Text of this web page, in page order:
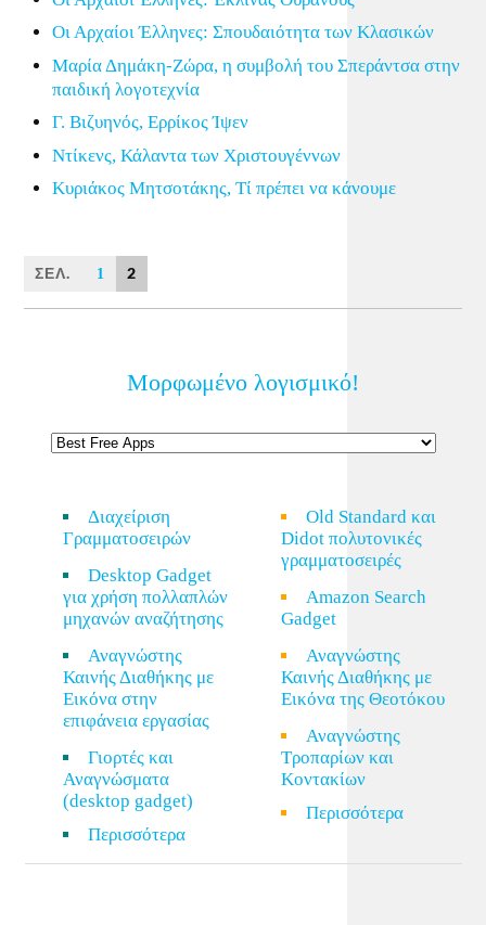
Οι Αρχαίοι Έλληνες: Σπουδαιότητα των Κλασικών
Μαρία Δημάκη-Ζώρα, η συμβολή του Σπεράντσα στην
παιδική λογοτεχνία
Γ. Βιζυηνός, Ερρίκος Ίψεν
Ντίκενς, Κάλαντα των Χριστουγέννων
Κυριάκος Μητσοτάκης, Τί πρέπει να κάνουμε
ΣΕΛ. 1 2
Μορφωμένο λογισμικό!
Διαχείριση
Γραμματοσειρών
Desktop Gadget
για χρήση πολλαπλών
μηχανών αναζήτησης
Αναγνώστης
Καινής Διαθήκης με
Εικόνα στην
επιφάνεια εργασίας
Γιορτές και
Αναγνώσματα
(desktop gadget)
Περισσότερα
Old Standard και
Didot πολυτονικές
γραμματοσειρές
Amazon Search
Gadget
Αναγνώστης
Καινής Διαθήκης με
Εικόνα της Θεοτόκου
Αναγνώστης
Τροπαρίων και
Κοντακίων
Περισσότερα